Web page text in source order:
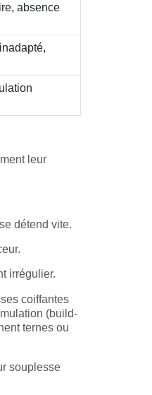
absence
leur
détend vite.
irrégulier.
coiffantes
(build-
ternes ou
souplesse